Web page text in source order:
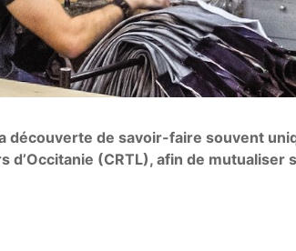
découverte de savoir-faire souvent
(CRTL), afin de